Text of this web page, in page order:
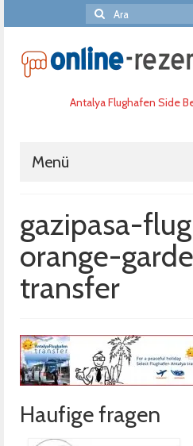
Şunu
ara:
Antalya Flughafen Side
Menü
Haufige fragen
Reservierung
Uber uns
Port Aida Akdeniz
Kontakt
gazipasa-
orange-
transfer
Haufige fragen